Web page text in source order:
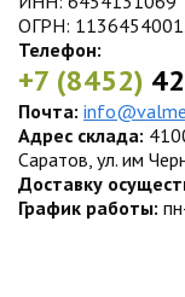
ОГРН:
Телефон:
+7 (8452)
Почта:
Адрес склада:
Саратов, ул. им
Доставку
График работы: